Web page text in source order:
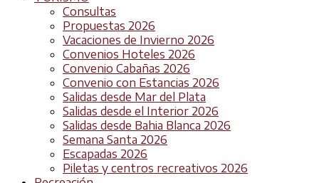
Consultas
Propuestas 2026
Vacaciones de Invierno 2026
Convenios Hoteles 2026
Convenio Cabañas 2026
Convenio con Estancias 2026
Salidas desde Mar del Plata
Salidas desde el Interior 2026
Salidas desde Bahia Blanca 2026
Semana Santa 2026
Escapadas 2026
Piletas y centros recreativos 2026